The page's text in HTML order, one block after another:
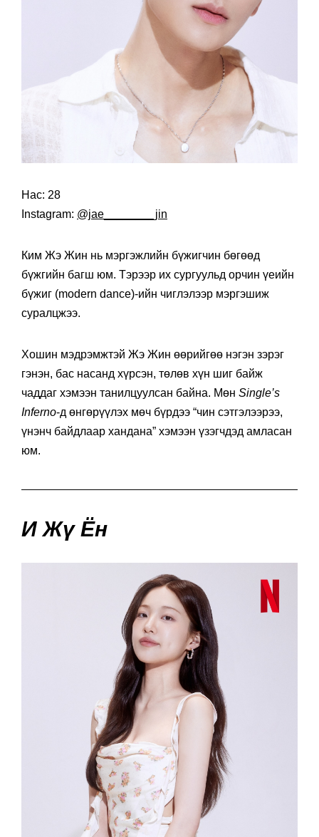
Нас: 28
Instagram: @jae________jin
Ким Жэ Жин нь мэргэжлийн бүжигчин бөгөөд
бүжгийн багш юм. Тэрээр их сургуульд орчин үеийн
бүжиг (modern dance)-ийн чиглэлээр мэргэшиж
суралцжээ.
Хошин мэдрэмжтэй Жэ Жин өөрийгөө нэгэн зэрэг
гэнэн, бас насанд хүрсэн, төлөв хүн шиг байж
чаддаг хэмээн танилцуулсан байна. Мөн Single’s
Inferno-д өнгөрүүлэх мөч бүрдээ “чин сэтгэлээрээ,
үнэнч байдлаар хандана” хэмээн үзэгчдэд амласан
юм.
И Жү Ён